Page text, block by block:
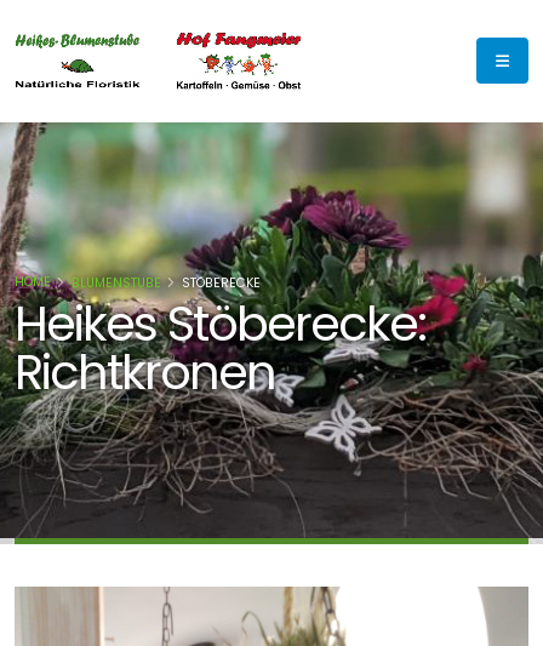
HOME BLUMENSTUBE STÖBERECKE
Heikes Stöberecke:
Richtkronen